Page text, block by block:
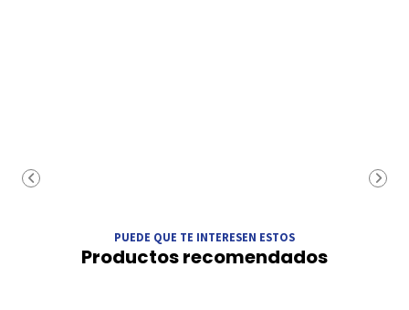
PUEDE QUE TE INTERESEN ESTOS
Productos recomendados